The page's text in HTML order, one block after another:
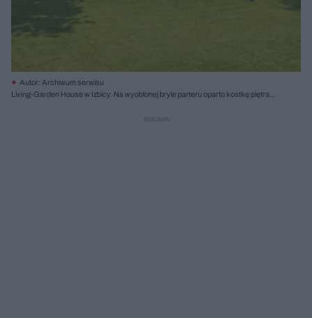
Autor: Archiwum serwisu
Living-Garden House w Izbicy. Na wyoblonej bryle parteru oparto kostkę piętra
stanowi główną strefę dzienną; fot. Jakub Certowicz